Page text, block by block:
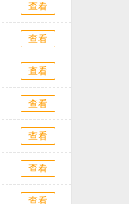
查看
查看
查看
查看
查看
查看
查看